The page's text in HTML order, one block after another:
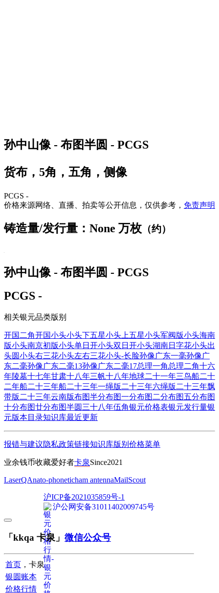
孙中山像 - 布图半圆 - PCGS
货布，5角，五角，侧像
PCGS -
价格来源网络、直播、拍卖等公开信息，仅供参考， 免责声明
铸造量/发行量：None 万枚 （约）
孙中山像 - 布图半圆 - PCGS
PCGS -
相关银元品类版别
开国二角开国小头小头下五星小头上五星小头军阀版小头海南
版小头南京初版小头单日开小头双日开小头湖南日字花小头出
头圆小头右三花小头左右三花小头-长脸孙像广东一毫孙像广
东二毫孙像广东二毫13孙像广东二毫17总理一角总理二角十六
年陵墓十七年甘肃十八年三帆十八年地球二十一年三鸟船二十
二年船二十三年船二十三年一绳版 二十三年六绳版 二十三年飘
带版 二十三年云南版布图半分布图一分布图二分布图五分布图
十分布图廿分布图半圆 三十八年伍角银元价格表银元发行量银
元版本目录知识库最近更新
报错与建议隐私政策链接知识库版别 价格菜单
业余钱币收藏爱好者卡泉Since2021
LaserQAnato-phoneticham antennaMailScout
沪ICP备2021035859号-1
沪公网安备31011402009745号
「kkqa 卡泉」 微信公众号
首页 ，卡泉
银圆账本
价格行情